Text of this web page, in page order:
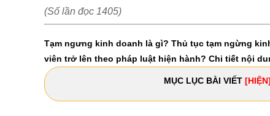
(Số lần đọc 1405)
Tạm ngưng kinh doanh là gì? Thủ tục tạm ngừng
viên trở lên theo pháp luật hiện hành? Chi tiết nội
MỤC LỤC BÀI VIẾT[HIỆN]